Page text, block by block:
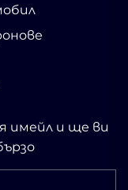
имейл и ще ви